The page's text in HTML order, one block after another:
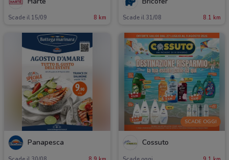
Scade il 15/09 8 km Scade il 31/08 8.1 km
Panapesca
SCADE OGGI
Cossuto